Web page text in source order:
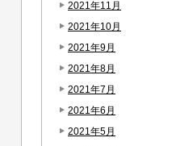
2021年11月
2021年10月
2021年9月
2021年8月
2021年7月
2021年6月
2021年5月